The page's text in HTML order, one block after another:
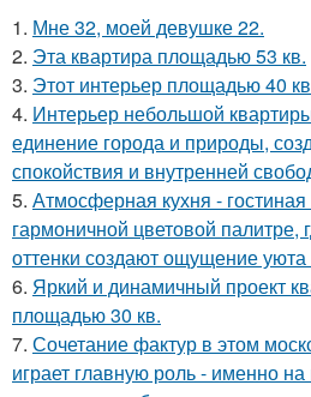
1. Мне 32, моей девушке 22.
2. Эта квартира площадью 53 кв.
3. Этот интерьер площадью 40
4. Интерьер небольшой
единение города и природы,
спокойствия и внутренней
5. Атмосферная кухня -
гармоничной цветовой палитре,
оттенки создают ощущение уюта
6. Яркий и динамичный проект
площадью 30 кв.
7. Сочетание фактур в этом
играет главную роль - именно